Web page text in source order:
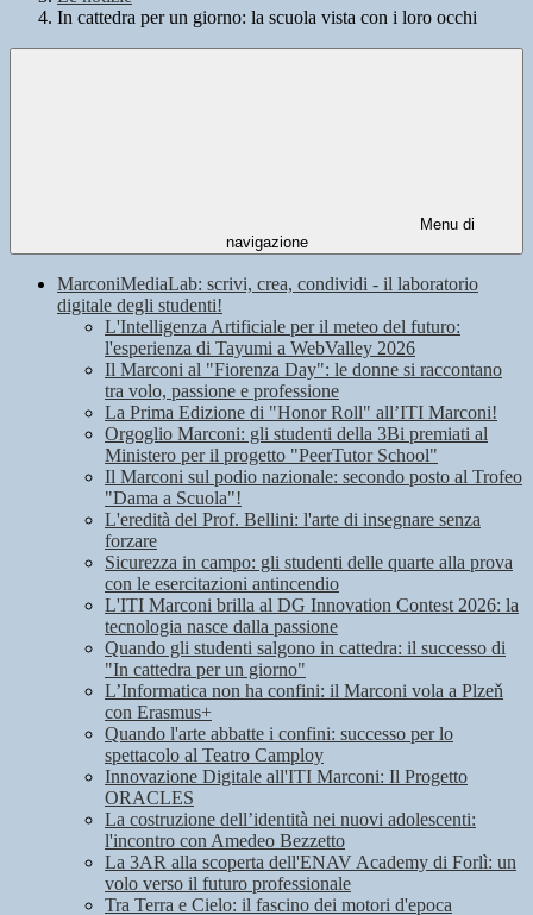
In cattedra per un giorno: la scuola vista con i loro occhi
Menu di
navigazione
MarconiMediaLab: scrivi, crea, condividi - il laboratorio
digitale degli studenti!
L'Intelligenza Artificiale per il meteo del futuro:
l'esperienza di Tayumi a WebValley 2026
Il Marconi al "Fiorenza Day": le donne si raccontano
tra volo, passione e professione
La Prima Edizione di "Honor Roll" all’ITI Marconi!
Orgoglio Marconi: gli studenti della 3Bi premiati al
Ministero per il progetto "PeerTutor School"
Il Marconi sul podio nazionale: secondo posto al Trofeo
"Dama a Scuola"!
L'eredità del Prof. Bellini: l'arte di insegnare senza
forzare
Sicurezza in campo: gli studenti delle quarte alla prova
con le esercitazioni antincendio
L'ITI Marconi brilla al DG Innovation Contest 2026: la
tecnologia nasce dalla passione
Quando gli studenti salgono in cattedra: il successo di
"In cattedra per un giorno"
L’Informatica non ha confini: il Marconi vola a Plzeň
con Erasmus+
Quando l'arte abbatte i confini: successo per lo
spettacolo al Teatro Camploy
Innovazione Digitale all'ITI Marconi: Il Progetto
ORACLES
La costruzione dell’identità nei nuovi adolescenti:
l'incontro con Amedeo Bezzetto
La 3AR alla scoperta dell'ENAV Academy di Forlì: un
volo verso il futuro professionale
Tra Terra e Cielo: il fascino dei motori d'epoca